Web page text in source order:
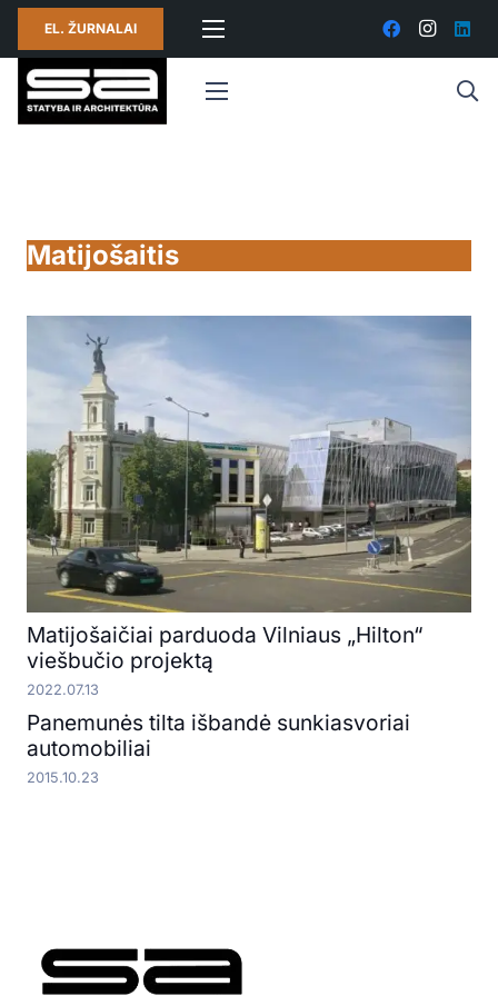
EL. ŽURNALAI
Matijošaitis
Matijošaičiai parduoda Vilniaus „Hilton“
viešbučio projektą
2022.07.13
Panemunės tilta išbandė sunkiasvoriai
automobiliai
2015.10.23